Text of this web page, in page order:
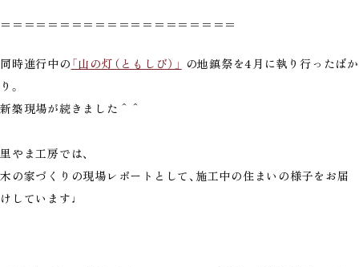
＝＝＝＝＝＝＝＝＝＝＝＝＝＝＝＝＝＝＝＝
同時進行中の 「山の灯（ともしび）」 の地鎮祭を4月に執り行ったばか
り。
新築現場が続きました＾＾
里やま工房では、
木の家づくりの現場レポートとして、施工中の住まいの様子をお届
けしています♩